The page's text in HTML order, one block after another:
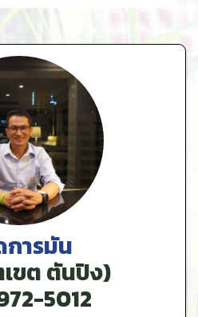
ารมัน
ขต ตันปิง)
5012